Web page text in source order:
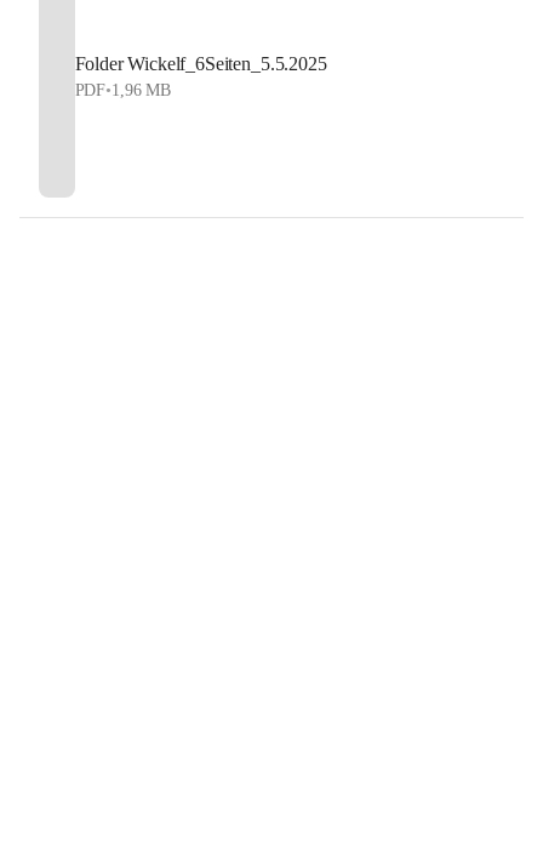
Folder Wickelf_6Seiten_5.5.2025
PDF•1,96 MB